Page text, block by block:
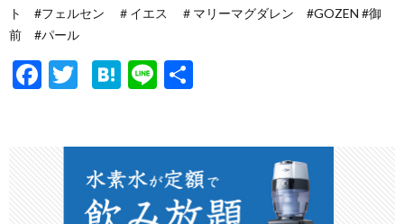
ト #フェルセン ＃イエス ＃マリーマグダレン #GOZEN #御
前 #パール
F
T
H
a
Li